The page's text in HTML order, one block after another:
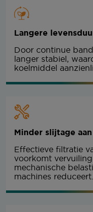
Langere
Door continue
langer stabiel,
koelmiddel
Minder slijtage
Effectieve filtratie
voorkomt
mechanische
machines reduceert.